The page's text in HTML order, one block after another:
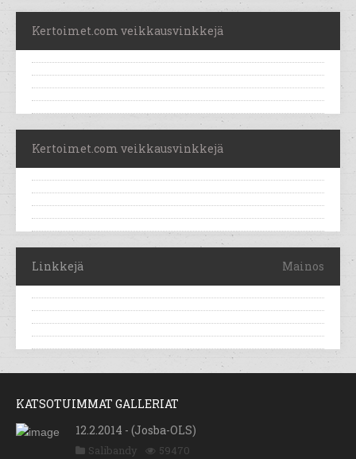
Kertoimet.com veikkausvinkkejä
Kertoimet.com veikkausvinkkejä
Linkkejä Mainos
KATSOTUIMMAT GALLERIAT
12.2.2014 - (Josba-OLS)
Salibandy 59470